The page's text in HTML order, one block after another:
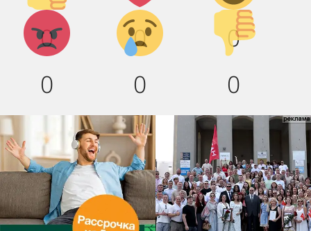
0 0 0
Агрессия!
0
Грусть
:(
0
Палец
вниз!
0